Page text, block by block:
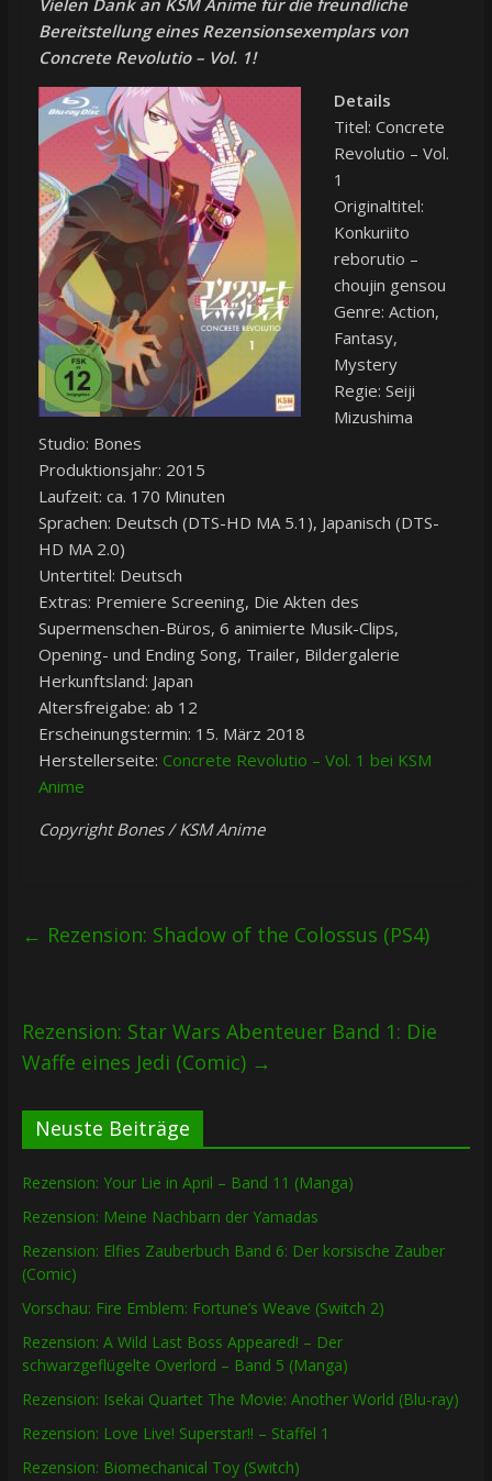
Vielen Dank an KSM Anime für die freundliche
Bereitstellung eines Rezensionsexemplars von
Concrete Revolutio – Vol. 1!
Details
Titel: Concrete
Revolutio – Vol.
1
Originaltitel:
Konkuriito
reborutio –
choujin gensou
Genre: Action,
Fantasy,
Mystery
Regie: Seiji
Mizushima
Studio: Bones
Produktionsjahr: 2015
Laufzeit: ca. 170 Minuten
Sprachen: Deutsch (DTS-HD MA 5.1), Japanisch (DTS-
HD MA 2.0)
Untertitel: Deutsch
Extras: Premiere Screening, Die Akten des
Supermenschen-Büros, 6 animierte Musik-Clips,
Opening- und Ending Song, Trailer, Bildergalerie
Herkunftsland: Japan
Altersfreigabe: ab 12
Erscheinungstermin: 15. März 2018
Herstellerseite: Concrete Revolutio – Vol. 1 bei KSM
Anime
Copyright Bones / KSM Anime
← Rezension: Shadow of the Colossus (PS4)
Rezension: Star Wars Abenteuer Band 1: Die
Waffe eines Jedi (Comic) →
Neuste Beiträge
Rezension: Your Lie in April – Band 11 (Manga)
Rezension: Meine Nachbarn der Yamadas
Rezension: Elfies Zauberbuch Band 6: Der korsische Zauber
(Comic)
Vorschau: Fire Emblem: Fortune’s Weave (Switch 2)
Rezension: A Wild Last Boss Appeared! – Der
schwarzgeflügelte Overlord – Band 5 (Manga)
Rezension: Isekai Quartet The Movie: Another World (Blu-ray)
Rezension: Love Live! Superstar!! – Staffel 1
Rezension: Biomechanical Toy (Switch)